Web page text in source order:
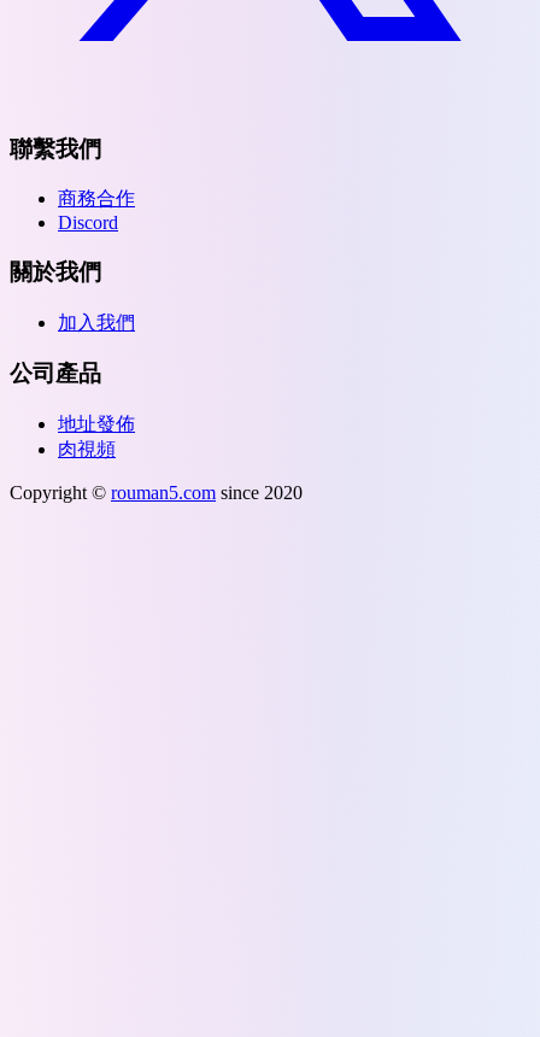
聯繫我們
商務合作
Discord
關於我們
加入我們
公司產品
地址發佈
肉視頻
Copyright © rouman5.com since 2020